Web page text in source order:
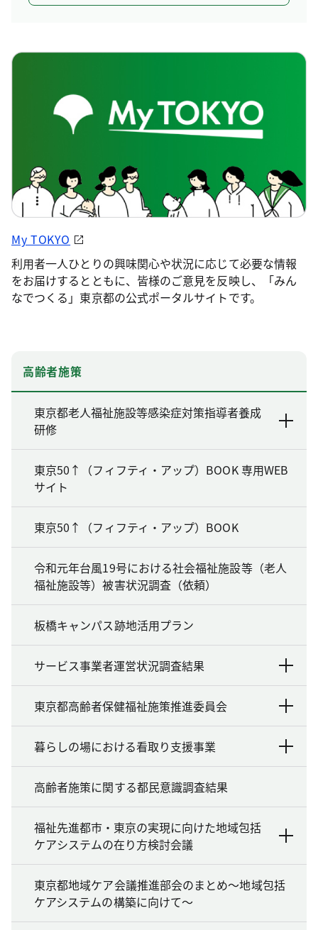
My TOKYO
利用者一人ひとりの興味関心や状況に応じて必要な情報
をお届けするとともに、皆様のご意見を反映し、「みん
なでつくる」東京都の公式ポータルサイトです。
高齢者施策
東京都老人福祉施設等感染症対策指導者養成
研修
東京50↑（フィフティ・アップ）BOOK 専用WEB
サイト
東京50↑（フィフティ・アップ）BOOK
令和元年台風19号における社会福祉施設等（老人
福祉施設等）被害状況調査（依頼）
板橋キャンパス跡地活用プラン
サービス事業者運営状況調査結果
東京都高齢者保健福祉施策推進委員会
暮らしの場における看取り支援事業
高齢者施策に関する都民意識調査結果
福祉先進都市・東京の実現に向けた地域包括
ケアシステムの在り方検討会議
東京都地域ケア会議推進部会のまとめ～地域包括
ケアシステムの構築に向けて～